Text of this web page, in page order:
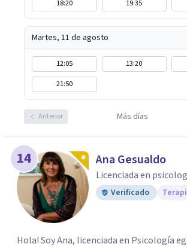
18:20
19:35
Martes, 11 de agosto
12:05 13:20
21:50
Anterior Más días
14 Ana Gesualdo
Licenciada en
Verificado
Hola! Soy Ana, licenciada en Psicología